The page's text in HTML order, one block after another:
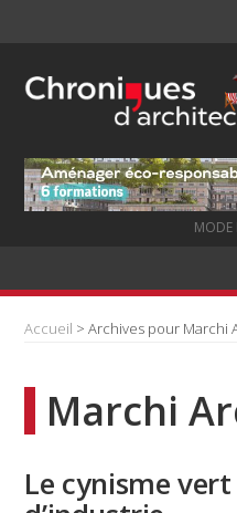
MODE
Accueil > Archives pour Marchi
Marchi
Le cynisme